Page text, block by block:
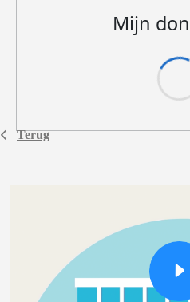
Terug
Mijn